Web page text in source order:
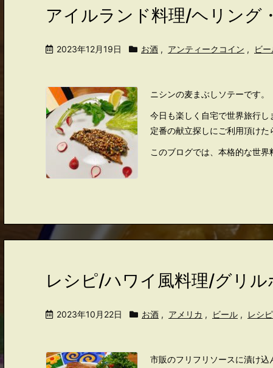
アイルランド料理/ヘリング
2023年12月19日 お酒 , アンティークコイン , ビ
ニシンの麦まぶしソテーです。
今日も楽しく自宅で世界旅行し
定番の献立探しにご利用頂けた
このブログでは、本格的な世界
レシピ/ハワイ風料理/グリ
2023年10月22日 お酒 , アメリカ , ビール , レシピ
市販のフリフリソースに漬け込